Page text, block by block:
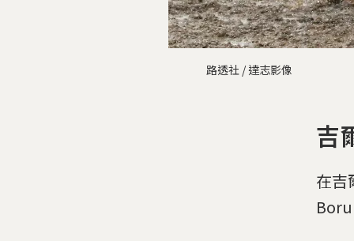
路透社 / 達志影像
吉
在吉